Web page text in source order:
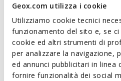
Geox.com utilizza i cookie
Utilizziamo cookie tecnici
funzionamento del sito e, se
cookie ed altri strumenti di
per analizzare la navigazione,
ed annunci pubblicitari in linea
fornire funzionalità dei social
Dimensions: H: 32 cm, L:
External details: 3 external
Internal details: 2 internal